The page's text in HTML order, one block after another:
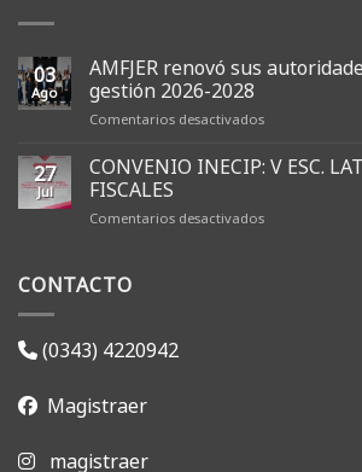
03
Ago
AMFJER renovó sus
gestión 2026-2028
Comentarios desactivadosen
renovó
sus
y
27
Jul
CONVENIO INECIP: V ESC.
FISCALES
Comentarios desactivadosen
CONTACTO
(0343) 4220942
Magistraer
magistraer